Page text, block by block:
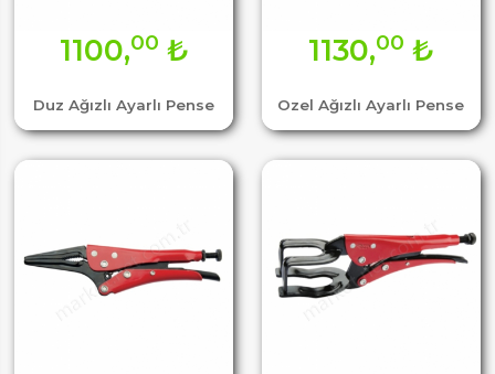
Duz Ağızlı Ayarlı Pense
1100,00 ₺
Ozel Ağızlı Ayarlı Pense
1130,00 ₺